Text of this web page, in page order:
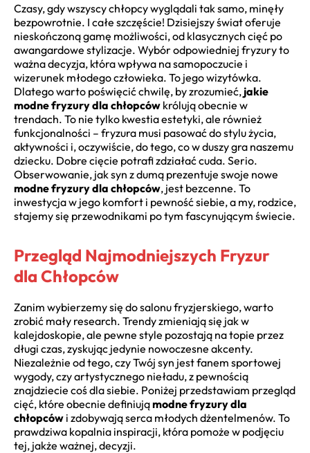
Czasy, gdy wszyscy chłopcy wyglądali tak samo, minęły
bezpowrotnie. I całe szczęście! Dzisiejszy świat oferuje
nieskończoną gamę możliwości, od klasycznych cięć po
awangardowe stylizacje. Wybór odpowiedniej fryzury to
ważna decyzja, która wpływa na samopoczucie i
wizerunek młodego człowieka. To jego wizytówka.
Dlatego warto poświęcić chwilę, by zrozumieć, jakie
modne fryzury dla chłopców królują obecnie w
trendach. To nie tylko kwestia estetyki, ale również
funkcjonalności – fryzura musi pasować do stylu życia,
aktywności i, oczywiście, do tego, co w duszy gra naszemu
dziecku. Dobre cięcie potrafi zdziałać cuda. Serio.
Obserwowanie, jak syn z dumą prezentuje swoje nowe
modne fryzury dla chłopców, jest bezcenne. To
inwestycja w jego komfort i pewność siebie, a my, rodzice,
stajemy się przewodnikami po tym fascynującym świecie.
Przegląd Najmodniejszych Fryzur
dla Chłopców
Zanim wybierzemy się do salonu fryzjerskiego, warto
zrobić mały research. Trendy zmieniają się jak w
kalejdoskopie, ale pewne style pozostają na topie przez
długi czas, zyskując jedynie nowoczesne akcenty.
Niezależnie od tego, czy Twój syn jest fanem sportowej
wygody, czy artystycznego nieładu, z pewnością
znajdziecie coś dla siebie. Poniżej przedstawiam przegląd
cięć, które obecnie definiująmodne fryzury dla
chłopców i zdobywają serca młodych dżentelmenów. To
prawdziwa kopalnia inspiracji, która pomoże w podjęciu
tej, jakże ważnej, decyzji.